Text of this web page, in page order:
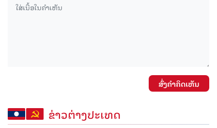
ສົ່ງຄໍາຄິດເຫັນ
ຂ່າວຕ່າງປະເທດ